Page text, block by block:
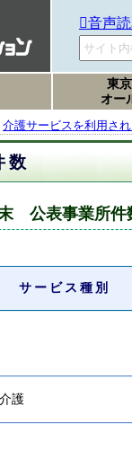
音声
東
オー
介護サービスを利用さ
数
公表事業所
サービス種別
護